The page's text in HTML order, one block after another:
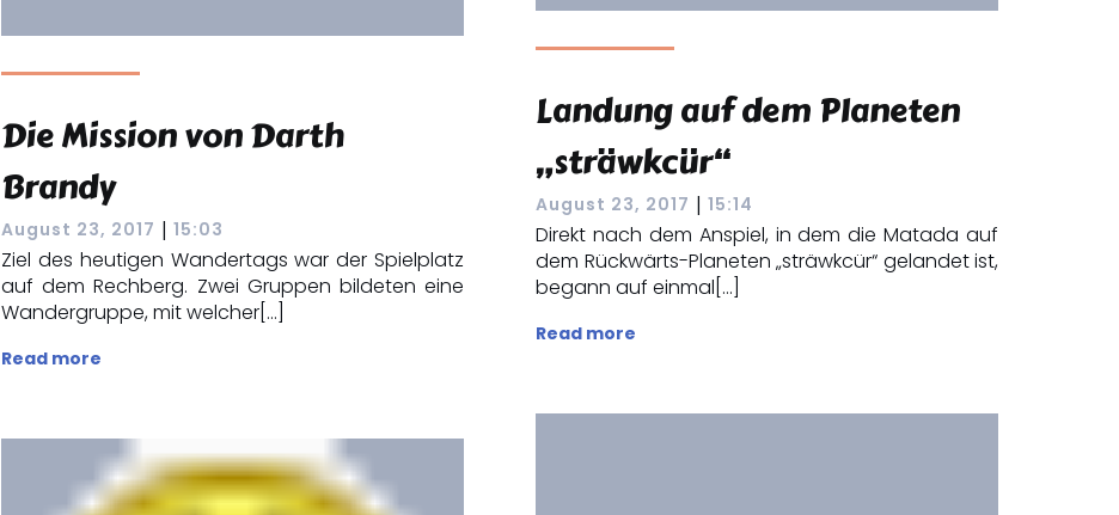
Landung auf dem Planeten
„sträwkcür“
August 23, 2017 | 15:14
Direkt nach dem Anspiel, in dem die Matada auf
dem Rückwärts-Planeten „sträwkcür“ gelandet ist,
begann auf einmal[…]
Read more
Die Mission von Darth
Brandy
August 23, 2017 | 15:03
Ziel des heutigen Wandertags war der Spielplatz
auf dem Rechberg. Zwei Gruppen bildeten eine
Wandergruppe, mit welcher[…]
Read more